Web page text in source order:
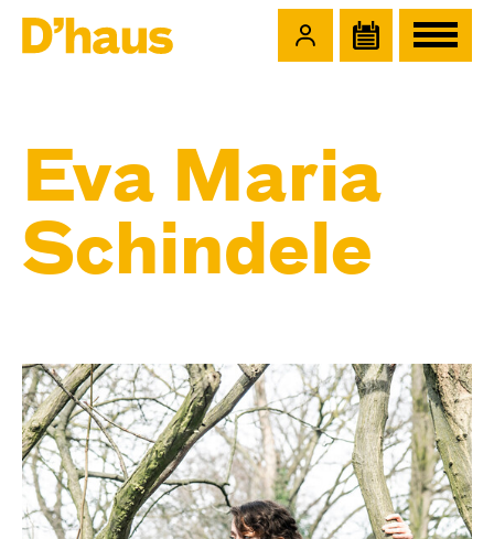
Eva Maria
Schindele